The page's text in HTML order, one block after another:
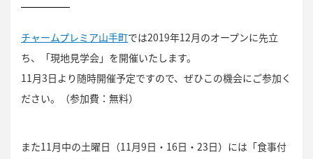
チャームプレミア山手町では2019年12月のオープンに先立
ち、「現地見学会」を開催いたします。
11月3日より随時開催予定ですので、ぜひこの機会にご参加く
ださい。（参加費：無料）
また11月中の土曜日（11月9日・16日・23日）には「食事付